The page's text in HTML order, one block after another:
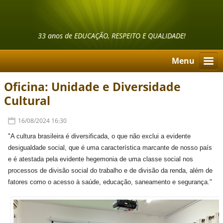
33 anos de EDUCAÇÃO, RESPEITO E QUALIDADE!
Menu
Oficina: Unidade e Diversidade
Cultural
16/08/2024 16:30
"A cultura brasileira é diversificada, o que não exclui a evidente
desigualdade social, que é uma característica marcante de nosso país
e é atestada pela evidente hegemonia de uma classe social nos
processos de divisão social do trabalho e de divisão da renda, além de
fatores como o acesso à saúde, educação, saneamento e segurança."